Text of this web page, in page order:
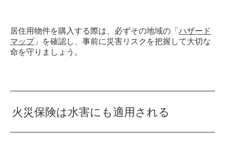
居住用物件を購入する際は、必ずその地域の「 ハザード
マップ」を確認し、事前に災害リスクを把握して大切な
命を守りましょう。
火災保険は水害にも適用される